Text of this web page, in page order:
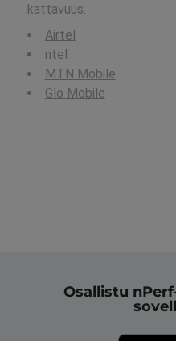
kattavuus.
Airtel
ntel
MTN Mobile
Glo Mobile
Osallistu